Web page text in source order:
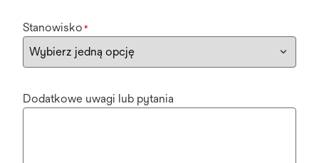
Stanowisko *
Dodatkowe uwagi lub pytania